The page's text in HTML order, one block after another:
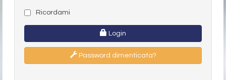
Ricordami
Login
Password dimenticata?